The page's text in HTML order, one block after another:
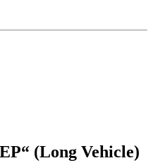
(Long Vehicle)